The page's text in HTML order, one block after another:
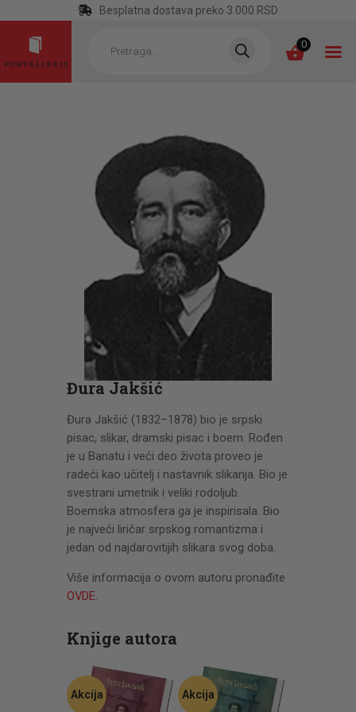
Besplatna dostava preko 3.000 RSD
search 0
KATEGORIJE
NAJPRODAVANIJE
NOVE KNJIGE
OTRGNUTO OD
ZABORAVA
AKTUELNOSTI
CENOVNIK
PISMO
Đura Jakšić
Đura Jakšić (1832–1878) bio je srpski
pisac, slikar, dramski pisac i boem. Rođen
je u Banatu i veći deo života proveo je
radeći kao učitelj i nastavnik slikanja. Bio je
svestrani umetnik i veliki rodoljub.
Boemska atmosfera ga je inspirisala. Bio
je najveći liričar srpskog romantizma i
jedan od najdarovitijih slikara svog doba.
Više informacija o ovom autoru pronađite
OVDE.
Knjige autora
Akcija Akcija